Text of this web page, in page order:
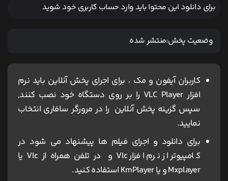
برای دانلود این محتوا باید وارد حساب کاربری خود شوید
وضعیت پخش:منتشر شده
کاربران آیفون و مک ، برای اجرای پخش آنلاین باید نرم
افزار VLC Player را بر روی دستگاه خود نصب کنند,
سپس گزینه پخش آنلاین را در مرورگر سافاری انتخاب
نمایید.
برای دانلود و اجرای فیلم ها پیشنهاد می شود در
کامپیوتر از نرم افزار Vlc و در تلفن همراه از Vlc یا
Mxplayer و یا KmPlayer استفاده کنید.